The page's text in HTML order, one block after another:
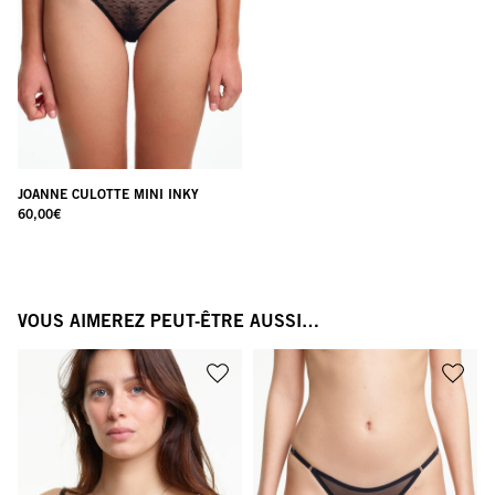
JOANNE CULOTTE MINI INKY
60,00€
VOUS AIMEREZ PEUT-ÊTRE AUSSI…